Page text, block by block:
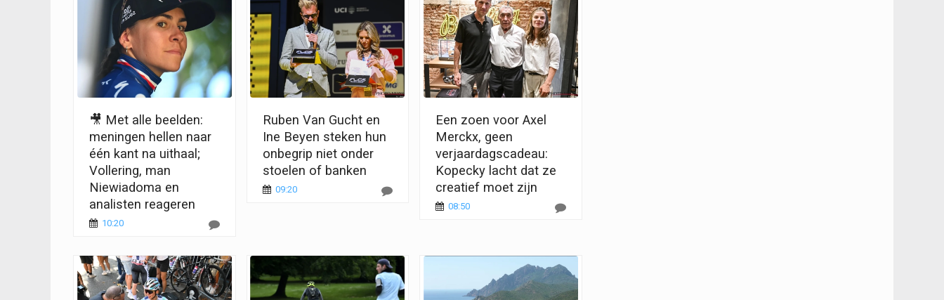
🎥 Met alle beelden:
meningen hellen naar
één kant na uithaal;
Vollering, man
Niewiadoma en
analisten reageren
10:20
Ruben Van Gucht en
Ine Beyen steken hun
onbegrip niet onder
stoelen of banken
09:20
Een zoen voor Axel
Merckx, geen
verjaardagscadeau:
Kopecky lacht dat ze
creatief moet zijn
08:50